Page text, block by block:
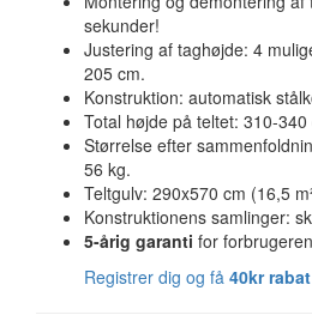
sekunder!
Justering af taghøjde: 4
205 cm.
Konstruktion: automatisk
Total højde på teltet: 310-340
Størrelse efter
56 kg.
Teltgulv: 290x570 cm (16,5
Konstruktionens samlinger:
5-årig garanti for forbrugeren
Registrer dig og få 40kr